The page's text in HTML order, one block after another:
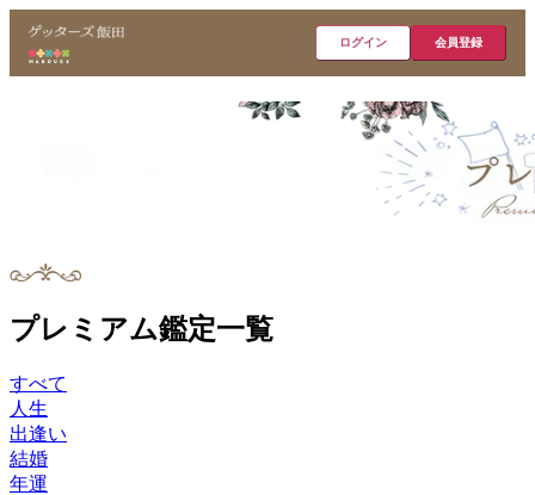
ログイン 会員登録
プレミアム鑑定一覧
すべて
人生
出逢い
結婚
年運